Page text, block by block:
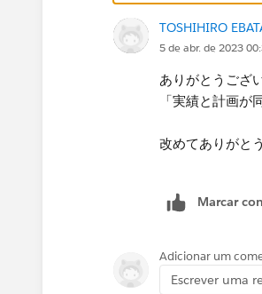
TOSHIHIRO
5 de abr. de 2023
ありがとうござ
「実績と計画
改めてありがと
Marcar
Adicionar um
Escrever uma